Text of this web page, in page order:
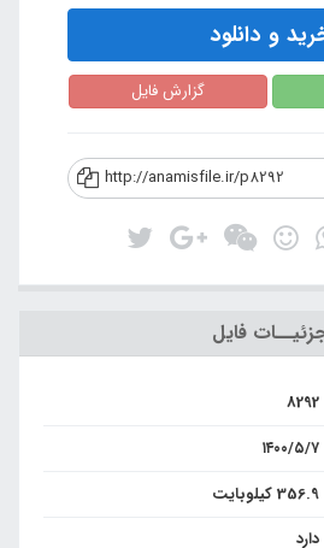
و دانلود
گزارش فایل
http://anamisfile.ir/p8292
فایل
8292
۱۴۰۰/۵/۷
356.9 کیلوبایت
دارد